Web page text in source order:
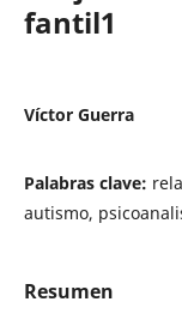
fantil1
Víctor Guerra
Palabras clave:
autismo,
Resumen